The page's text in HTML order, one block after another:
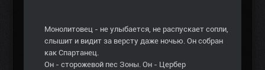
Монолитовец - не улыбается, не распускает сопли,
слышит и видит за версту даже ночью. Он собран
как Спартанец.
Он - сторожевой пес Зоны. Он - Цербер